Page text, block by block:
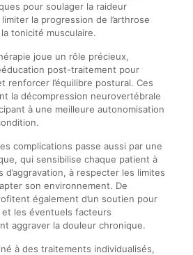
pour soulager la raideur
la progression de l’arthrose
tonicité musculaire.
joue un rôle précieux,
post-traitement pour
renforcer l’équilibre postural. Ces
la décompression neurovertébrale
à une meilleure autonomisation
complications passe aussi par une
qui sensibilise chaque patient à
d’aggravation, à respecter les limites
son environnement. De
également d’un soutien pour
les éventuels facteurs
aggraver la douleur chronique.
à des traitements individualisés,